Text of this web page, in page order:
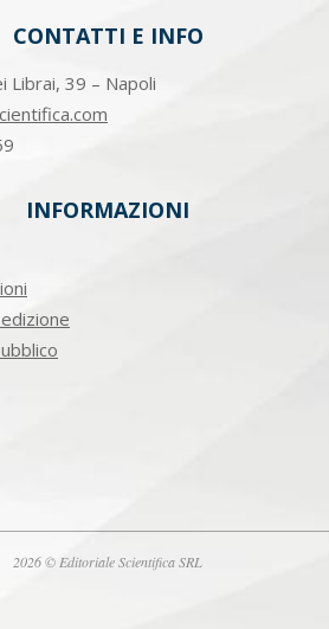
CONTATTI E INFO
Librai, 39 – Napoli
INFORMAZIONI
2026 © Editoriale Scientifica SRL